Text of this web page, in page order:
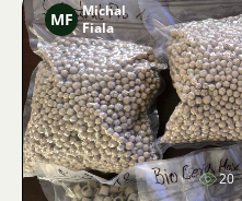
MF Michal
Fiala
20